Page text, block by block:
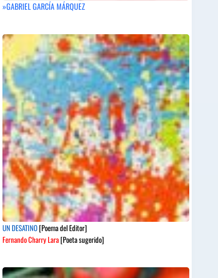
»GABRIEL GARCÍA MÁRQUEZ
UN DESATINO[Poema del Editor]
Fernando Charry Lara[Poeta sugerido]